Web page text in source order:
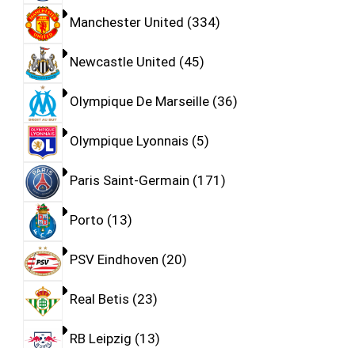
Manchester United 334
Newcastle United 45
Olympique De Marseille 36
Olympique Lyonnais 5
Paris Saint-Germain 171
Porto 13
PSV Eindhoven 20
Real Betis 23
RB Leipzig 13